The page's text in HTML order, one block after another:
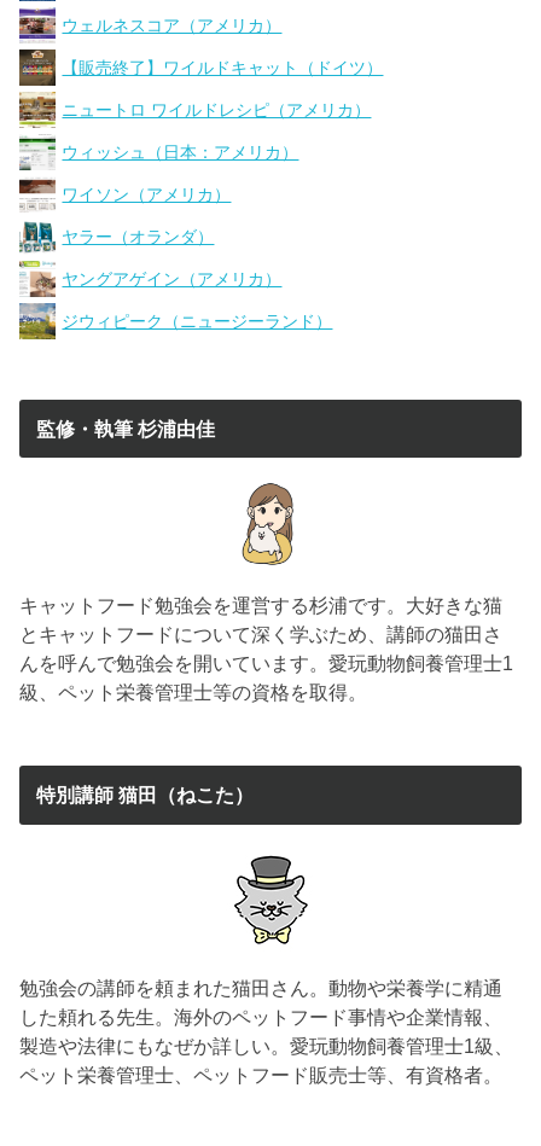
ウェルネスコア（アメリカ）
【販売終了】ワイルドキャット（ドイツ）
ニュートロ ワイルドレシピ（アメリカ）
ウィッシュ（日本：アメリカ）
ワイソン（アメリカ）
ヤラー（オランダ）
ヤングアゲイン（アメリカ）
ジウィピーク（ニュージーランド）
監修・執筆 杉浦由佳
キャットフード勉強会を運営する杉浦です。大好きな猫
とキャットフードについて深く学ぶため、講師の猫田さ
んを呼んで勉強会を開いています。愛玩動物飼養管理士1
級、ペット栄養管理士等の資格を取得。
特別講師 猫田（ねこた）
勉強会の講師を頼まれた猫田さん。動物や栄養学に精通
した頼れる先生。海外のペットフード事情や企業情報、
製造や法律にもなぜか詳しい。愛玩動物飼養管理士1級、
ペット栄養管理士、ペットフード販売士等、有資格者。